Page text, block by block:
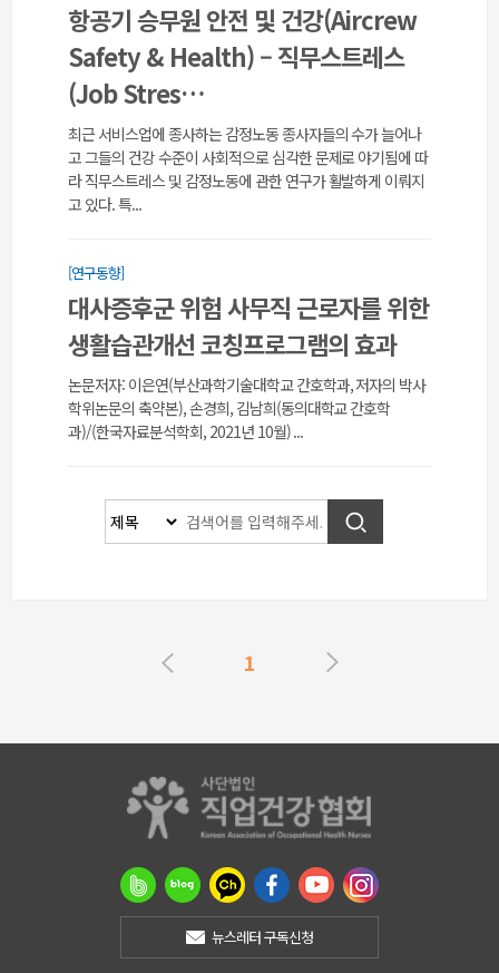
항공기 승무원 안전 및 건강(Aircrew
Safety & Health) – 직무스트레스
(Job Stres…
최근 서비스업에 종사하는 감정노동 종사자들의 수가 늘어나
고 그들의 건강 수준이 사회적으로 심각한 문제로 야기됨에 따
라 직무스트레스 및 감정노동에 관한 연구가 활발하게 이뤄지
고 있다. 특...
[연구동향]
대사증후군 위험 사무직 근로자를 위한
생활습관개선 코칭프로그램의 효과
논문저자: 이은연(부산과학기술대학교 간호학과, 저자의 박사
학위논문의 축약본), 손경희, 김남희(동의대학교 간호학
과)/(한국자료분석학회, 2021년 10월) ...
1
뉴스레터 구독신청